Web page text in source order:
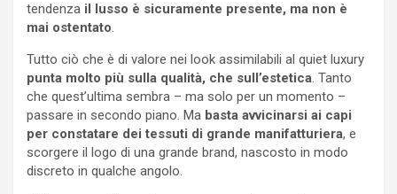
tendenza il lusso è sicuramente presente, ma non è
mai ostentato.
Tutto ciò che è di valore nei look assimilabili al quiet luxury
punta molto più sulla qualità, che sull’estetica. Tanto
che quest’ultima sembra – ma solo per un momento –
passare in secondo piano. Ma basta avvicinarsi ai capi
per constatare dei tessuti di grande manifatturiera, e
scorgere il logo di una grande brand, nascosto in modo
discreto in qualche angolo.